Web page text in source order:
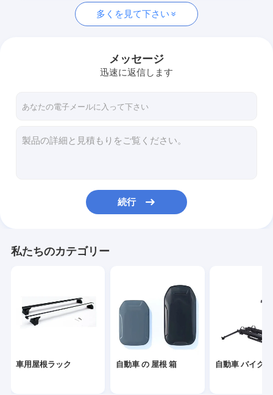
車用屋根ラック
自動車 バイク 運び手
自動車 スキー キャリア
その他の付属品
多くを見て下さい
メッセージ
迅速に返信します
続行
私たちのカテゴリー
車用屋根ラック 自動車 の 屋根 箱 自動車 バイク